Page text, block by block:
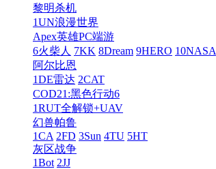
黎明杀机
1UN浪漫世界
Apex英雄PC端游
6火柴人 7KK 8Dream 9HERO 10NASA
阿尔比恩
1DE雷达 2CAT
COD21:黑色行动6
1RUT全解锁+UAV
幻兽帕鲁
1CA 2FD 3Sun 4TU 5HT
灰区战争
1Bot 2JJ